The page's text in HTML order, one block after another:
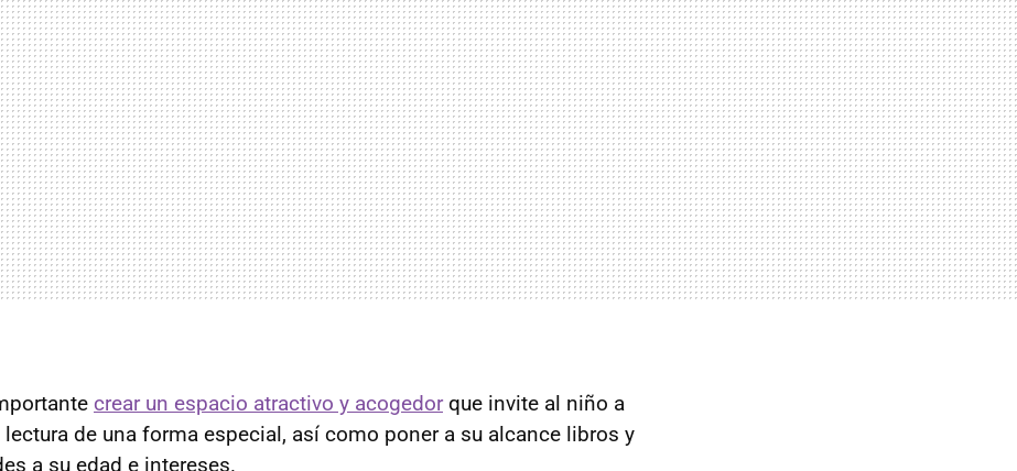
crear un espacio atractivo y acogedorque invite al niño a
de una forma especial, así como poner a su alcance libros y
a su edad e intereses.